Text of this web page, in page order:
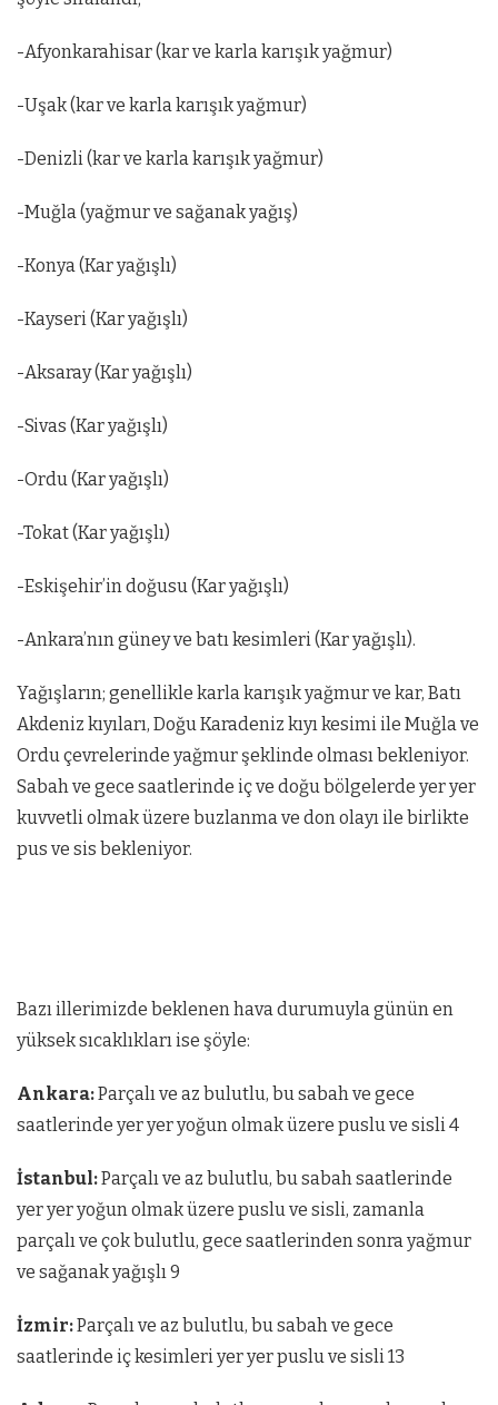
-Afyonkarahisar (kar ve karla karışık yağmur)
-Uşak (kar ve karla karışık yağmur)
-Denizli (kar ve karla karışık yağmur)
-Muğla (yağmur ve sağanak yağış)
-Konya (Kar yağışlı)
-Kayseri (Kar yağışlı)
-Aksaray (Kar yağışlı)
-Sivas (Kar yağışlı)
-Ordu (Kar yağışlı)
-Tokat (Kar yağışlı)
-Eskişehir’in doğusu (Kar yağışlı)
-Ankara’nın güney ve batı kesimleri (Kar yağışlı).
Yağışların; genellikle karla karışık yağmur ve kar, Batı
Akdeniz kıyıları, Doğu Karadeniz kıyı kesimi ile Muğla ve
Ordu çevrelerinde yağmur şeklinde olması bekleniyor.
Sabah ve gece saatlerinde iç ve doğu bölgelerde yer yer
kuvvetli olmak üzere buzlanma ve don olayı ile birlikte
pus ve sis bekleniyor.
Bazı illerimizde beklenen hava durumuyla günün en
yüksek sıcaklıkları ise şöyle:
Ankara:Parçalı ve az bulutlu, bu sabah ve gece
saatlerinde yer yer yoğun olmak üzere puslu ve sisli 4
İstanbul:Parçalı ve az bulutlu, bu sabah saatlerinde
yer yer yoğun olmak üzere puslu ve sisli, zamanla
parçalı ve çok bulutlu, gece saatlerinden sonra yağmur
ve sağanak yağışlı 9
İzmir:Parçalı ve az bulutlu, bu sabah ve gece
saatlerinde iç kesimleri yer yer puslu ve sisli 13